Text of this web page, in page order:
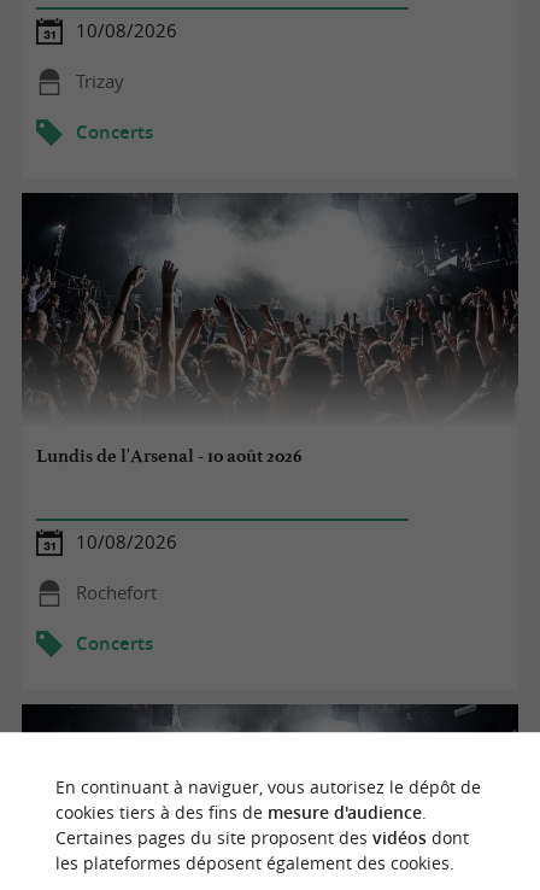
10/08/2026
Trizay
Concerts
Lundis de l'Arsenal - 10 août 2026
10/08/2026
Rochefort
Concerts
En continuant à naviguer, vous autorisez le dépôt de
cookies tiers à des fins de mesure d'audience.
Certaines pages du site proposent des vidéosdont
les plateformes déposent également des cookies.